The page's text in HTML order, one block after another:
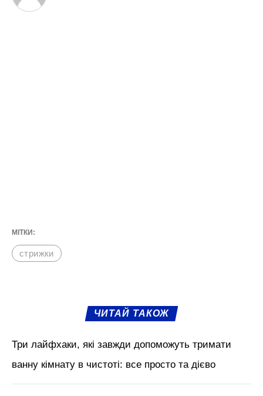
МІТКИ:
стрижки
ЧИТАЙ ТАКОЖ
Три лайфхаки, які завжди допоможуть тримати
ванну кімнату в чистоті: все просто та дієво